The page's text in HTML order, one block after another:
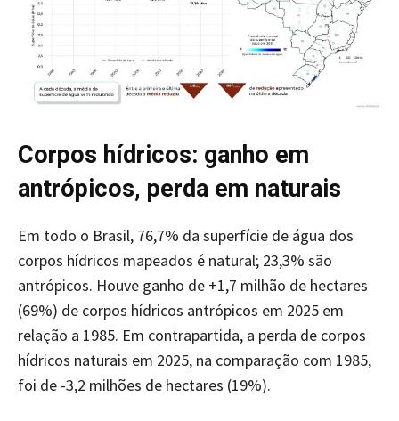
Corpos hídricos: ganho em
antrópicos, perda em naturais
Em todo o Brasil, 76,7% da superfície de água dos
corpos hídricos mapeados é natural; 23,3% são
antrópicos. Houve ganho de +1,7 milhão de hectares
(69%) de corpos hídricos antrópicos em 2025 em
relação a 1985. Em contrapartida, a perda de corpos
hídricos naturais em 2025, na comparação com 1985,
foi de -3,2 milhões de hectares (19%).